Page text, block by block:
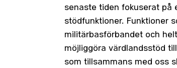
senaste tiden fokuserat på
stödfunktioner. Funktioner
militärbasförbandet och
möjliggöra värdlandsstöd
som tillsammans med oss